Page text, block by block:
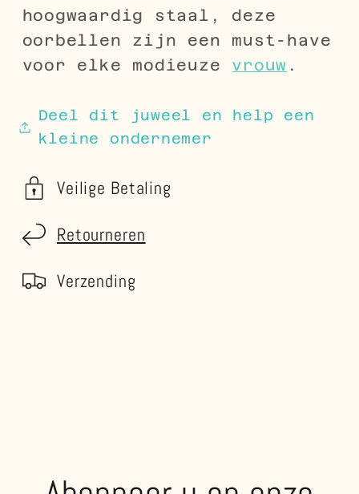
hoogwaardig staal, deze
oorbellen zijn een must-have
voor elke modieuze vrouw .
Deel dit juweel en help een
kleine ondernemer
Veilige Betaling
Retourneren
Verzending